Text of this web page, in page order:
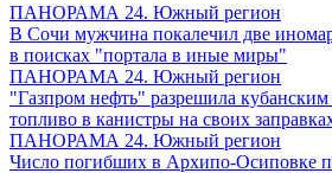
ПАНОРАМА 24. Южный регион
В Сочи мужчина покалечил две
в поисках "портала в иные миры"
ПАНОРАМА 24. Южный регион
"Газпром нефть" разрешила кубанским
топливо в канистры на своих
ПАНОРАМА 24. Южный регион
Число погибших в Архипо-Осиповке